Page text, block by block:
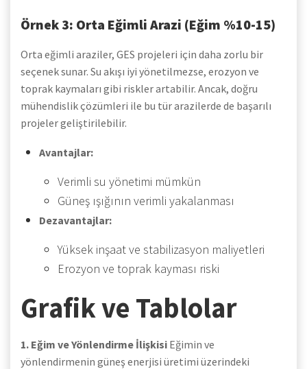
Örnek 3: Orta Eğimli Arazi (Eğim %10-15)
Orta eğimli araziler, GES projeleri için daha zorlu bir
seçenek sunar. Su akışı iyi yönetilmezse, erozyon ve
toprak kaymaları gibi riskler artabilir. Ancak, doğru
mühendislik çözümleri ile bu tür arazilerde de başarılı
projeler geliştirilebilir.
Avantajlar:
Verimli su yönetimi mümkün
Güneş ışığının verimli yakalanması
Dezavantajlar:
Yüksek inşaat ve stabilizasyon maliyetleri
Erozyon ve toprak kayması riski
Grafik ve Tablolar
1. Eğim ve Yönlendirme İlişkisi Eğimin ve
yönlendirmenin güneş enerjisi üretimi üzerindeki